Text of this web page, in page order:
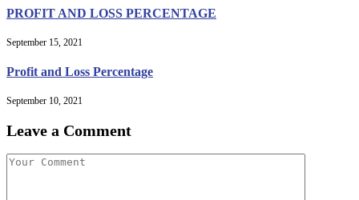
PROFIT AND LOSS PERCENTAGE
September 15, 2021
Profit and Loss Percentage
September 10, 2021
Leave a Comment